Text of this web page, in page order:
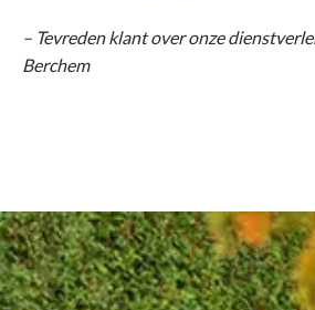
– Tevreden klant over onze
Berchem